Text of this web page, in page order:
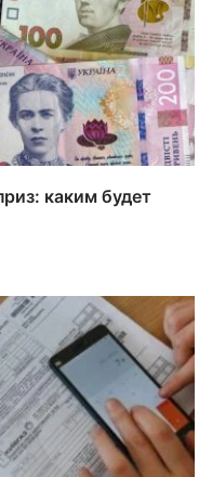
каким будет